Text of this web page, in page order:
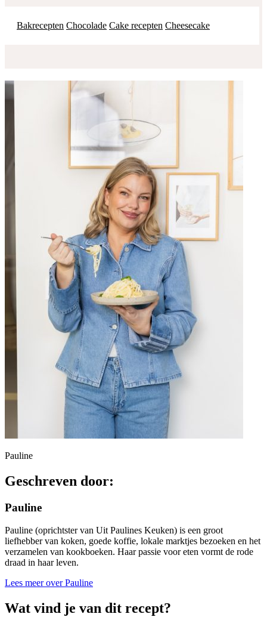
Bakrecepten Chocolade Cake recepten Cheesecake
Pauline
Geschreven door:
Pauline
Pauline (oprichtster van Uit Paulines Keuken) is een groot
liefhebber van koken, goede koffie, lokale marktjes bezoeken en het
verzamelen van kookboeken. Haar passie voor eten vormt de rode
draad in haar leven.
Lees meer over Pauline
Wat vind je van dit recept?